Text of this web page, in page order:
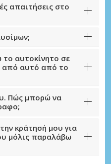
απαιτήσεις στο
αυτοκίνητο σε
από αυτό από το
Πώς μπορώ να
κράτησή μου για
μόλις παραλάβω